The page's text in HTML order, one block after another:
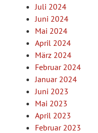
Juli 2024
Juni 2024
Mai 2024
April 2024
März 2024
Februar 2024
Januar 2024
Juni 2023
Mai 2023
April 2023
Februar 2023